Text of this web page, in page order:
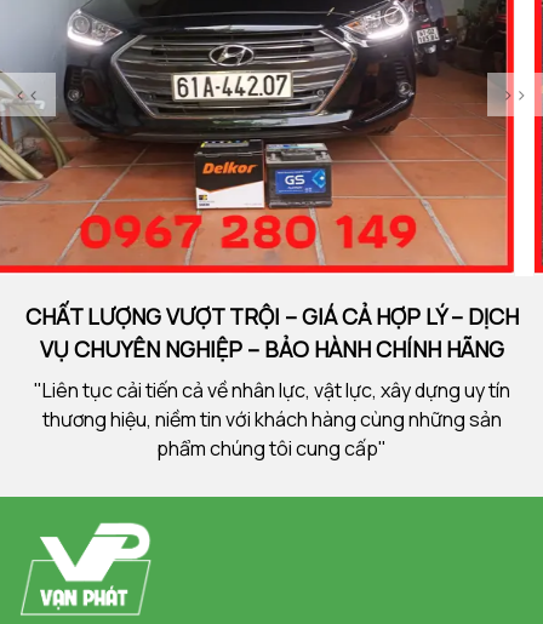
<< >>
CHẤT LƯỢNG VƯỢT TRỘI – GIÁ CẢ HỢP LÝ – DỊCH
VỤ CHUYÊN NGHIỆP – BẢO HÀNH CHÍNH HÃNG
"Liên tục cải tiến cả về nhân lực, vật lực, xây dựng uy tín
thương hiệu, niềm tin với khách hàng cùng những sản
phẩm chúng tôi cung cấp"